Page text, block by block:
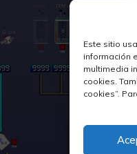
Este sitio
información
multimedia
cookies.
cookies”.